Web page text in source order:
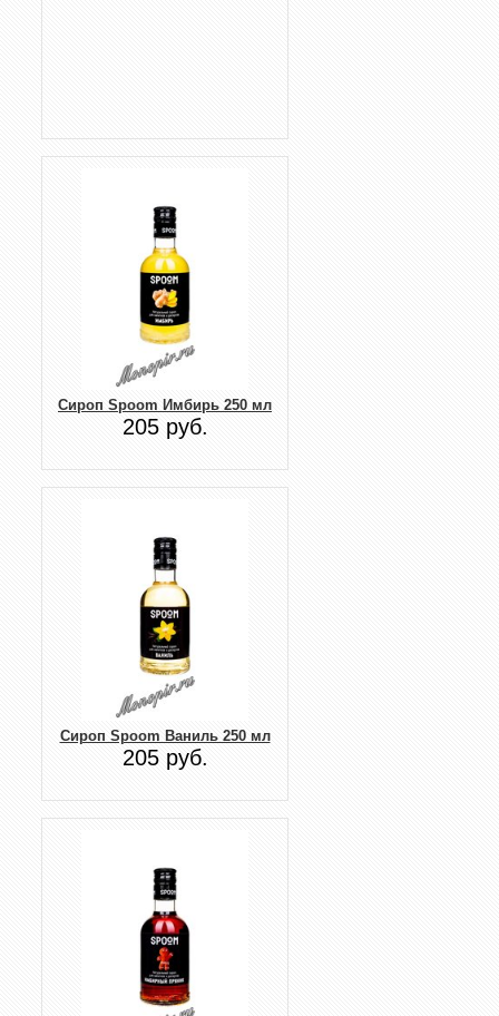
Сироп Spoom Имбирь 250 мл
205 руб.
Сироп Spoom Ваниль 250 мл
205 руб.